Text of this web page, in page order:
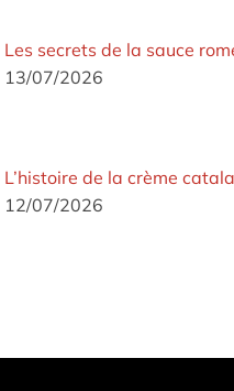
Les secrets de la sauce
13/07/2026
L’histoire de la crème
12/07/2026